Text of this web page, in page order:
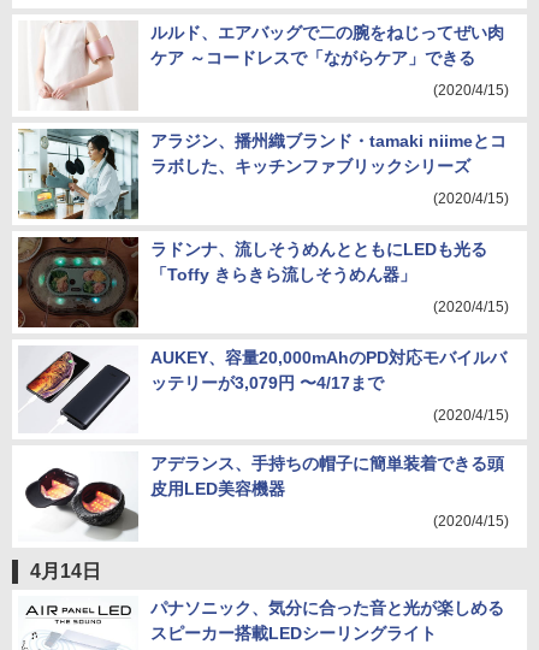
ルルド、エアバッグで二の腕をねじってぜい肉
ケア ～コードレスで「ながらケア」できる
(2020/4/15)
アラジン、播州織ブランド・tamaki niimeとコ
ラボした、キッチンファブリックシリーズ
(2020/4/15)
ラドンナ、流しそうめんとともにLEDも光る
「Toffy きらきら流しそうめん器」
(2020/4/15)
AUKEY、容量20,000mAhのPD対応モバイルバ
ッテリーが3,079円 〜4/17まで
(2020/4/15)
アデランス、手持ちの帽子に簡単装着できる頭
皮用LED美容機器
(2020/4/15)
4月14日
パナソニック、気分に合った音と光が楽しめる
スピーカー搭載LEDシーリングライト